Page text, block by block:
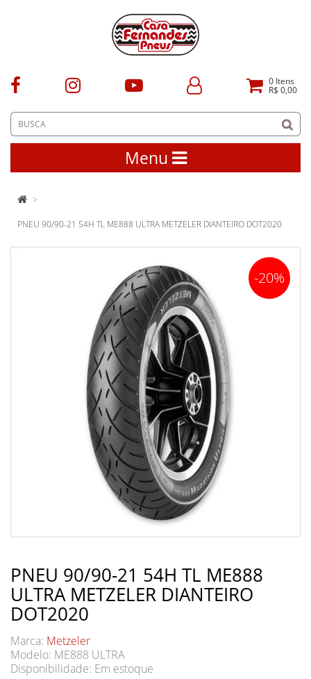
0 Itens
R$ 0,00
Menu
PNEU 90/90-21 54H TL ME888 ULTRA METZELER DIANTEIRO DOT2020
-20%
PNEU 90/90-21 54H TL ME888
ULTRA METZELER DIANTEIRO
DOT2020
Marca: Metzeler
Modelo: ME888 ULTRA
Disponibilidade: Em estoque